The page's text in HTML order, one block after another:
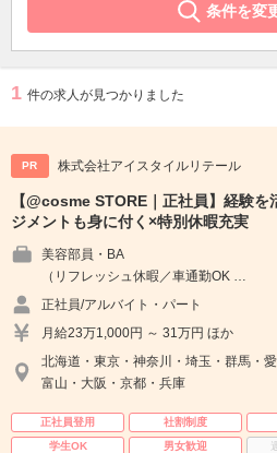
条件を変
1 件の求人が見つかりました
PR 株式会社アイスタイルリテール
【@cosme STORE｜正社員】経験
ジメントも身に付く×特別休暇充実
美容部員・BA
（リフレッシュ休暇／車通勤OK …
正社員/アルバイト・パート
月給23万1,000円 ～ 31万円 ほか
北海道・東京・神奈川・埼玉・群馬・愛
富山・大阪・京都・兵庫
正社員登用 社割制度
学生OK
男女歓迎